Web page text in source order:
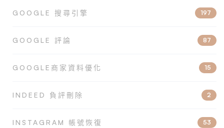
GOOGLE 搜尋引擎 197
GOOGLE 評論 87
GOOGLE商家資料優化 15
INDEED 負評刪除 2
INSTAGRAM 帳號恢復 53